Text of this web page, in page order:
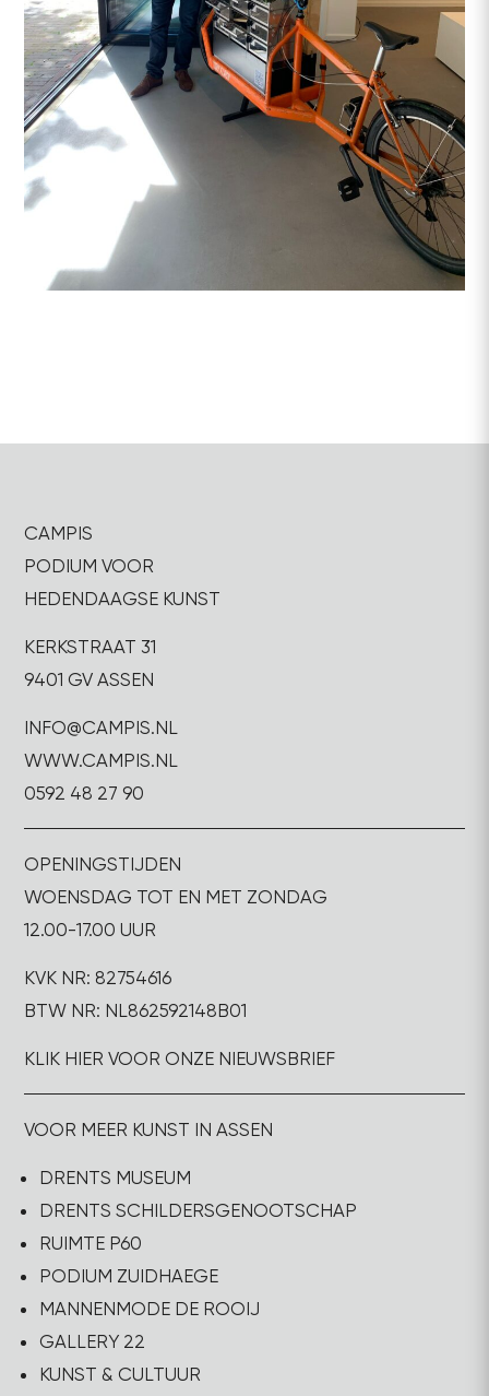
CAMPIS
PODIUM VOOR
HEDENDAAGSE KUNST
KERKSTRAAT 31
9401 GV ASSEN
INFO@CAMPIS.NL
WWW.CAMPIS.NL
0592 48 27 90
OPENINGSTIJDEN
WOENSDAG TOT EN MET ZONDAG
12.00-17.00 UUR
KVK NR: 82754616
BTW NR: NL862592148B01
KLIK HIER VOOR ONZE NIEUWSBRIEF
VOOR MEER KUNST IN ASSEN
DRENTS MUSEUM
DRENTS SCHILDERSGENOOTSCHAP
RUIMTE P60
PODIUM ZUIDHAEGE
MANNENMODE DE ROOIJ
GALLERY 22
KUNST & CULTUUR